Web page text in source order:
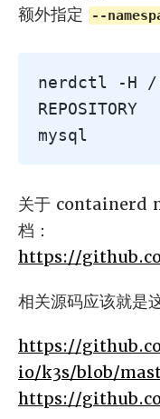
额外指定
--
nerdctl -H /
mysql
关于 containerd
档：
https://
相关源码应该就是
https://
io/k3s/blob/
https://